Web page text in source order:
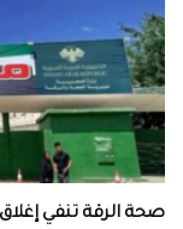
صحة الرقة تنفي